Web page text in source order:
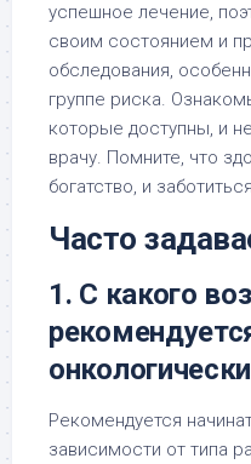
успешное лечение,
своим состоянием и
обследования,
группе риска.
которые доступны, и
врачу. Помните, что
богатство, и
Часто
1. С какого
Рекомендуется
зависимости от типа